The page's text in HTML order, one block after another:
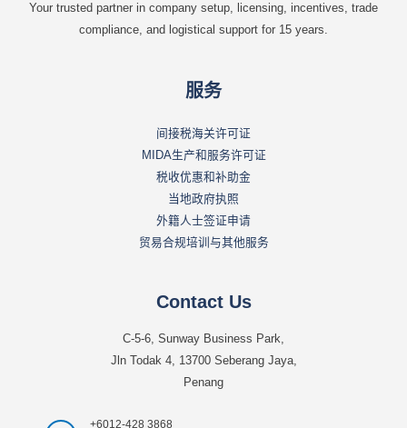
Your trusted partner in company setup, licensing, incentives, trade
compliance, and logistical support for 15 years.
服务
间接税海关许可证
MIDA生产和服务许可证
税收优惠和补助金
当地政府执照
外籍人士签证申请
贸易合规培训与其他服务
Contact Us
C-5-6, Sunway Business Park,
Jln Todak 4, 13700 Seberang Jaya,
Penang
+6012-428 3868